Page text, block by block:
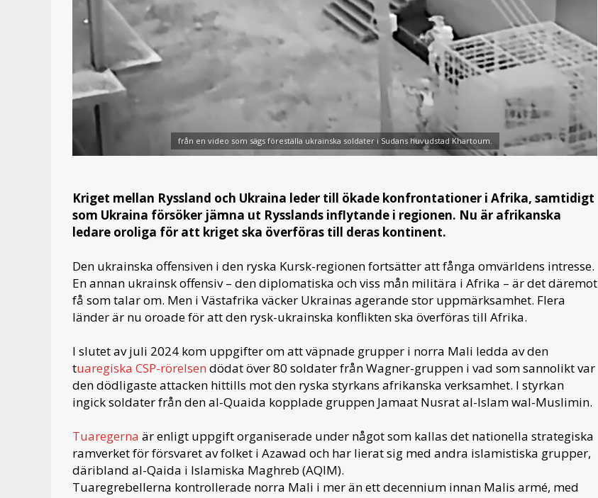
från en video som sägs föreställa ukrainska soldater i Sudans huvudstad Khartoum.
Kriget mellan Ryssland och Ukraina leder till ökade konfrontationer i Afrika, samtidigt
som Ukraina försöker jämna ut Rysslands inflytande i regionen. Nu är afrikanska
ledare oroliga för att kriget ska överföras till deras kontinent.
Den ukrainska offensiven i den ryska Kursk-regionen fortsätter att fånga omvärldens intresse.
En annan ukrainsk offensiv – den diplomatiska och viss mån militära i Afrika – är det däremot
få som talar om. Men i Västafrika väcker Ukrainas agerande stor uppmärksamhet. Flera
länder är nu oroade för att den rysk-ukrainska konflikten ska överföras till Afrika.
I slutet av juli 2024 kom uppgifter om att väpnade grupper i norra Mali ledda av den
tuaregiska CSP-rörelsen dödat över 80 soldater från Wagner-gruppen i vad som sannolikt var
den dödligaste attacken hittills mot den ryska styrkans afrikanska verksamhet. I styrkan
ingick soldater från den al-Quaida kopplade gruppen Jamaat Nusrat al-Islam wal-Muslimin.
Tuaregerna är enligt uppgift organiserade under något som kallas det nationella strategiska
ramverket för försvaret av folket i Azawad och har lierat sig med andra islamistiska grupper,
däribland al-Qaida i Islamiska Maghreb (AQIM).
Tuaregrebellerna kontrollerade norra Mali i mer än ett decennium innan Malis armé, med